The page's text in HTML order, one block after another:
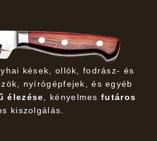
kések, ollók, fodrász- és
nyírógépfejek, és egyéb
élezése , kényelmesfutáros
kiszolgálás.